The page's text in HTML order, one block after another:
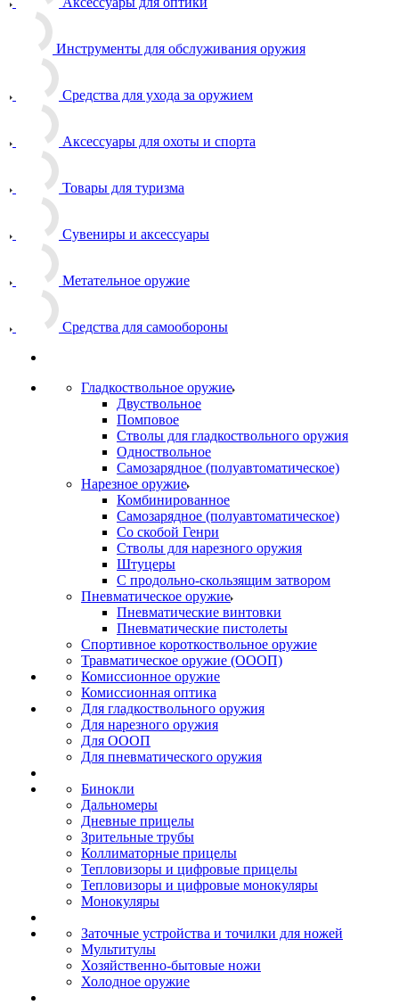
Инструменты для обслуживания оружия
Средства для ухода за оружием
Аксессуары для охоты и спорта
Товары для туризма
Сувениры и аксессуары
Метательное оружие
Средства для самообороны
Гладкоствольное оружие
Двуствольное
Помповое
Стволы для гладкоствольного оружия
Одноствольное
Самозарядное (полуавтоматическое)
Нарезное оружие
Комбинированное
Самозарядное (полуавтоматическое)
Со скобой Генри
Стволы для нарезного оружия
Штуцеры
С продольно-скользящим затвором
Пневматическое оружие
Пневматические винтовки
Пневматические пистолеты
Спортивное короткоствольное оружие
Травматическое оружие (ОООП)
Комиссионное оружие
Комиссионная оптика
Для гладкоствольного оружия
Для нарезного оружия
Для ОООП
Для пневматического оружия
Бинокли
Дальномеры
Дневные прицелы
Зрительные трубы
Коллиматорные прицелы
Тепловизоры и цифровые прицелы
Тепловизоры и цифровые монокуляры
Монокуляры
Заточные устройства и точилки для ножей
Мультитулы
Хозяйственно-бытовые ножи
Холодное оружие